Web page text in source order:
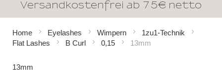
Direkt
Inhalt
Versandkostenfrei ab 75€ netto
Home Eyelashes Wimpern
1zu1-Technik
Flat Lashes
B Curl 0,15 13mm
13mm